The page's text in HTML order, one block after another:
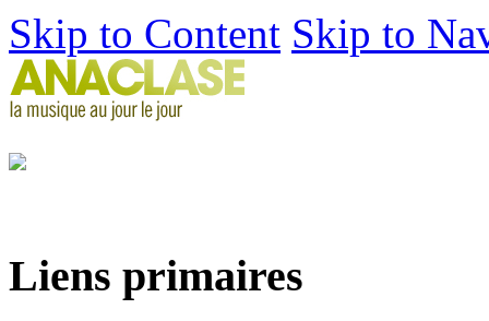
Skip to Content Skip to
Liens primaires